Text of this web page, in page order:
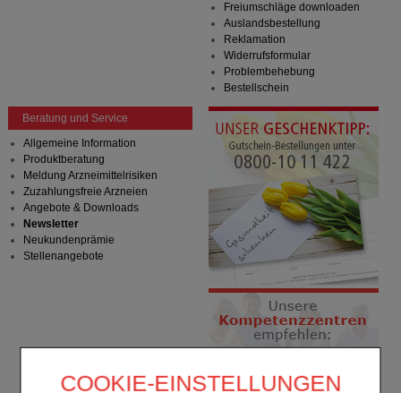
COOKIE-EINSTELLUNGEN
Freiumschläge downloaden
Auslandsbestellung
Reklamation
Widerrufsformular
Problembehebung
Bestellschein
Beratung und Service
Allgemeine Information
Produktberatung
Meldung Arzneimittelrisiken
Zuzahlungsfreie Arzneien
Angebote & Downloads
Newsletter
Neukundenprämie
Stellenangebote